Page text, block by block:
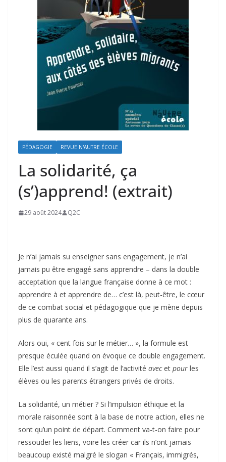
PÉDAGOGIE REVUE N'AUTRE ÉCOLE
La solidarité, ça
(s’)apprend! (extrait)
29 août 2024 Q2C
Je n’ai jamais su enseigner sans engagement, je n’ai
jamais pu être engagé sans apprendre – dans la double
acceptation que la langue française donne à ce mot :
apprendre à et apprendre de… c’est là, peut-être, le cœur
de ce combat social et pédagogique que je mène depuis
plus de quarante ans.
Alors oui, « cent fois sur le métier… », la formule est
presque éculée quand on évoque ce double engagement.
Elle l’est aussi quand il s’agit de l’activité avecet pour les
élèves ou les parents étrangers privés de droits.
La solidarité, un métier ? Si l’impulsion éthique et la
morale raisonnée sont à la base de notre action, elles ne
sont qu’un point de départ. Comment va-t-on faire pour
ressouder les liens, voire les créer car ils n’ont jamais
beaucoup existé malgré le slogan « Français, immigrés,